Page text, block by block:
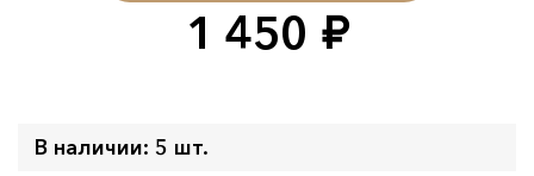
1 450 руб.
В наличии: 5 шт.